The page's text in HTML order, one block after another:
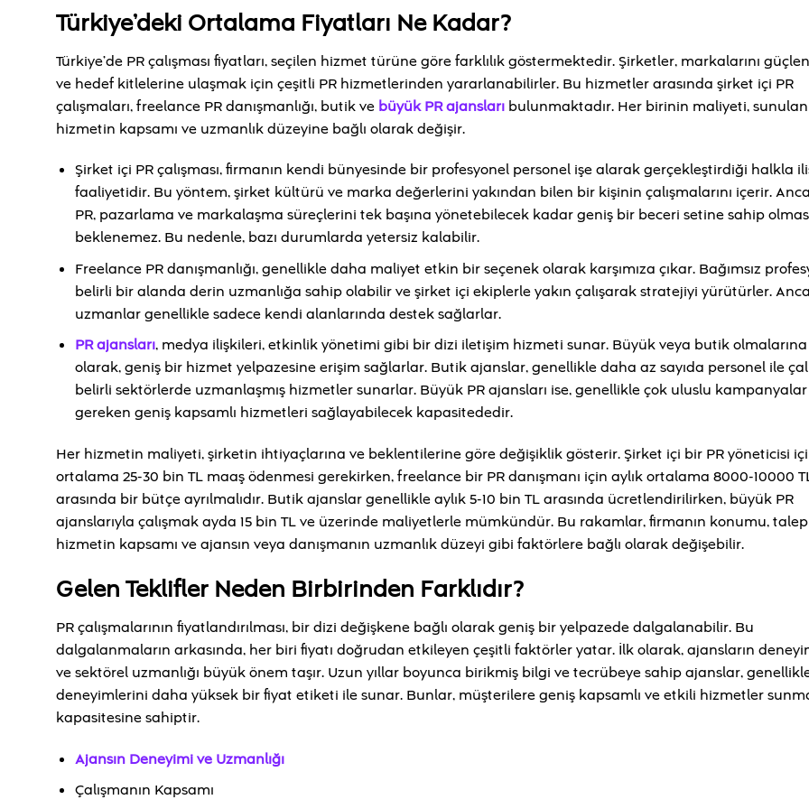
Türkiye’deki Ortalama Fiyatları Ne Kadar?
Türkiye’de PR çalışması fiyatları, seçilen hizmet türüne göre farklılık göstermektedir. Şirketler, markalarını
ve hedef kitlelerine ulaşmak için çeşitli PR hizmetlerinden yararlanabilirler. Bu hizmetler arasında şirket içi PR
çalışmaları, freelance PR danışmanlığı, butik ve büyük PR ajansları bulunmaktadır. Her birinin maliyeti, sunulan
hizmetin kapsamı ve uzmanlık düzeyine bağlı olarak değişir.
Şirket içi PR çalışması, firmanın kendi bünyesinde bir profesyonel personel işe alarak gerçekleştirdiği halkla
faaliyetidir. Bu yöntem, şirket kültürü ve marka değerlerini yakından bilen bir kişinin çalışmalarını içerir.
PR, pazarlama ve markalaşma süreçlerini tek başına yönetebilecek kadar geniş bir beceri setine sahip
beklenemez. Bu nedenle, bazı durumlarda yetersiz kalabilir.
Freelance PR danışmanlığı, genellikle daha maliyet etkin bir seçenek olarak karşımıza çıkar. Bağımsız
belirli bir alanda derin uzmanlığa sahip olabilir ve şirket içi ekiplerle yakın çalışarak stratejiyi yürütürler.
uzmanlar genellikle sadece kendi alanlarında destek sağlarlar.
PR ajansları, medya ilişkileri, etkinlik yönetimi gibi bir dizi iletişim hizmeti sunar. Büyük veya butik olmalarına
olarak, geniş bir hizmet yelpazesine erişim sağlarlar. Butik ajanslar, genellikle daha az sayıda personel ile
belirli sektörlerde uzmanlaşmış hizmetler sunarlar. Büyük PR ajansları ise, genellikle çok uluslu
gereken geniş kapsamlı hizmetleri sağlayabilecek kapasitededir.
Her hizmetin maliyeti, şirketin ihtiyaçlarına ve beklentilerine göre değişiklik gösterir. Şirket içi bir PR yöneticisi
ortalama 25-30 bin TL maaş ödenmesi gerekirken, freelance bir PR danışmanı için aylık ortalama 8000-10000
arasında bir bütçe ayrılmalıdır. Butik ajanslar genellikle aylık 5-10 bin TL arasında ücretlendirilirken, büyük PR
ajanslarıyla çalışmak ayda 15 bin TL ve üzerinde maliyetlerle mümkündür. Bu rakamlar, firmanın konumu,
hizmetin kapsamı ve ajansın veya danışmanın uzmanlık düzeyi gibi faktörlere bağlı olarak değişebilir.
Gelen Teklifler Neden Birbirinden Farklıdır?
PR çalışmalarının fiyatlandırılması, bir dizi değişkene bağlı olarak geniş bir yelpazede dalgalanabilir. Bu
dalgalanmaların arkasında, her biri fiyatı doğrudan etkileyen çeşitli faktörler yatar. İlk olarak, ajansların
ve sektörel uzmanlığı büyük önem taşır. Uzun yıllar boyunca birikmiş bilgi ve tecrübeye sahip ajanslar,
deneyimlerini daha yüksek bir fiyat etiketi ile sunar. Bunlar, müşterilere geniş kapsamlı ve etkili hizmetler
kapasitesine sahiptir.
Ajansın Deneyimi ve Uzmanlığı
Çalışmanın Kapsamı